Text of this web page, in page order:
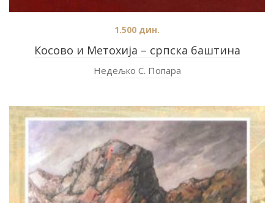
Косово и Метохија – српска баштина
1.500 дин.
Недељко С. Попара